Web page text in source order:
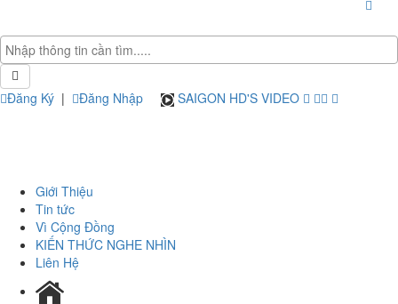
Đăng Ký | Đăng Nhập SAIGON HD'S VIDEO
Giới Thiệu
Tin tức
Vì Cộng Đồng
KIẾN THỨC NGHE NHÌN
Liên Hệ